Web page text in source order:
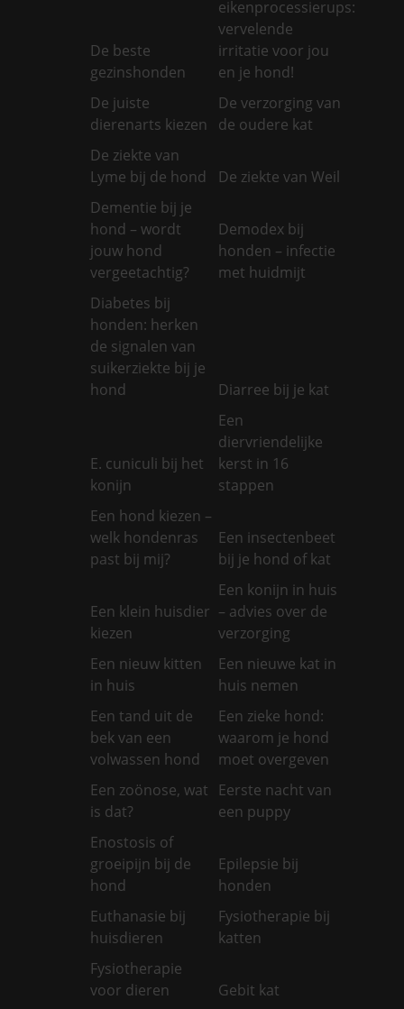
De beste
gezinshonden
eikenprocessierups:
vervelende
irritatie voor jou
en je hond!
De juiste
dierenarts kiezen
De verzorging van
de oudere kat
De ziekte van
Lyme bij de hond
De ziekte van Weil
Dementie bij je
hond – wordt
jouw hond
vergeetachtig?
Demodex bij
honden – infectie
met huidmijt
Diabetes bij
honden: herken
de signalen van
suikerziekte bij je
hond
Diarree bij je kat
E. cuniculi bij het
konijn
Een
diervriendelijke
kerst in 16
stappen
Een hond kiezen –
welk hondenras
past bij mij?
Een insectenbeet
bij je hond of kat
Een klein huisdier
kiezen
Een konijn in huis
– advies over de
verzorging
Een nieuw kitten
in huis
Een nieuwe kat in
huis nemen
Een tand uit de
bek van een
volwassen hond
Een zieke hond:
waarom je hond
moet overgeven
Een zoönose, wat
is dat?
Eerste nacht van
een puppy
Enostosis of
groeipijn bij de
hond
Epilepsie bij
honden
Euthanasie bij
huisdieren
Fysiotherapie bij
katten
Fysiotherapie
voor dieren
Gebit kat